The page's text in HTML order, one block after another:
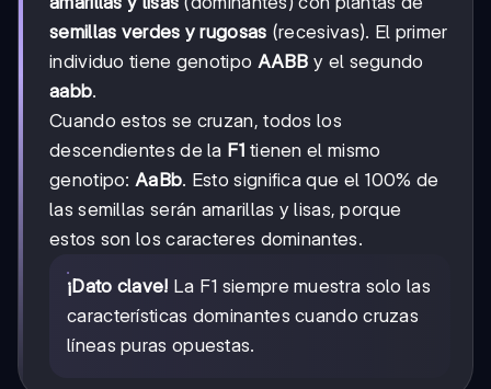
semillas verdes y rugosas (recesivas). El primer
individuo tiene genotipo AABB y el segundo
aabb.
Cuando estos se cruzan, todos los
descendientes de la F1 tienen el mismo
genotipo: AaBb. Esto significa que el 100% de
las semillas serán amarillas y lisas, porque
estos son los caracteres dominantes.
¡Dato clave! La F1 siempre muestra solo las
características dominantes cuando cruzas
líneas puras opuestas.